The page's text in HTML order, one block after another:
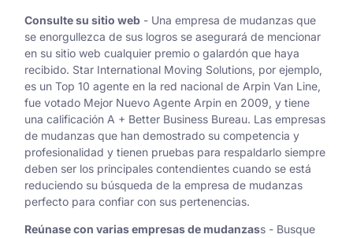
Consulte su sitio web - Una empresa de mudanzas que
se enorgullezca de sus logros se asegurará de mencionar
en su sitio web cualquier premio o galardón que haya
recibido. Star International Moving Solutions, por ejemplo,
es un Top 10 agente en la red nacional de Arpin Van Line,
fue votado Mejor Nuevo Agente Arpin en 2009, y tiene
una calificación A + Better Business Bureau. Las empresas
de mudanzas que han demostrado su competencia y
profesionalidad y tienen pruebas para respaldarlo siempre
deben ser los principales contendientes cuando se está
reduciendo su búsqueda de la empresa de mudanzas
perfecto para confiar con sus pertenencias.
Reúnase con varias empresas de mudanzass - Busque